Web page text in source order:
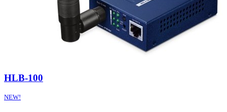
HLB-100
NEW!